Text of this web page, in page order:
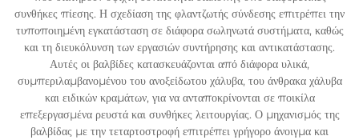
συνθήκες πίεσης. Η σχεδίαση της φλαντζωτής σύνδεσης επιτρέπει την
τυποποιημένη εγκατάσταση σε διάφορα σωληνωτά συστήματα, καθώς
και τη διευκόλυνση των εργασιών συντήρησης και αντικατάστασης.
Αυτές οι βαλβίδες κατασκευάζονται από διάφορα υλικά,
συμπεριλαμβανομένου του ανοξείδωτου χάλυβα, του άνθρακα χάλυβα
και ειδικών κραμάτων, για να ανταποκρίνονται σε ποικίλα
επεξεργασμένα ρευστά και συνθήκες λειτουργίας. Ο μηχανισμός της
βαλβίδας με την τεταρτοστροφή επιτρέπει γρήγορο άνοιγμα και